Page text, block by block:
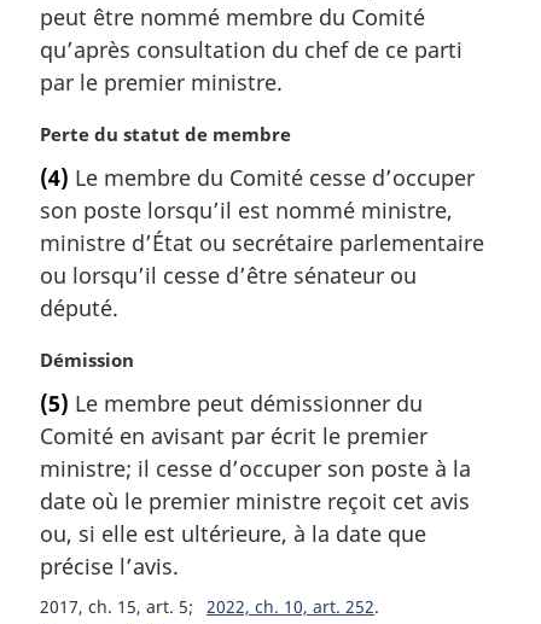
g
i
n
l
:
peut être nommé membre du Comité
qu’après consultation du chef de ce parti
par le premier ministre.
N
t
e
m
a
g
n
a
l
e
:
Perte du statut de membre
(4) Le membre du Comité cesse d’occuper
son poste lorsqu’il est nommé ministre,
ministre d’État ou secrétaire parlementaire
ou lorsqu’il cesse d’être sénateur ou
député.
N
t
e
m
a
g
i
n
Démission
(5) Le membre peut démissionner du
Comité en avisant par écrit le premier
ministre; il cesse d’occuper son poste à la
date où le premier ministre reçoit cet avis
ou, si elle est ultérieure, à la date que
précise l’avis.
2017, ch. 15, art. 5 2022, ch. 10, art. 252